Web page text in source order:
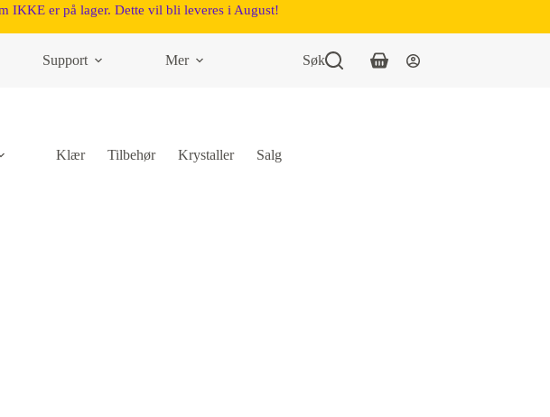
IKKE er på lager. Dette vil bli leveres i August!
Support Mer Søk
Klær Tilbehør Krystaller Salg